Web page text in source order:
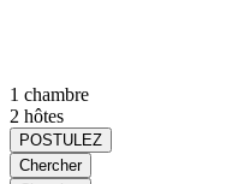
1 chambre
2 hôtes
POSTULEZ
Chercher